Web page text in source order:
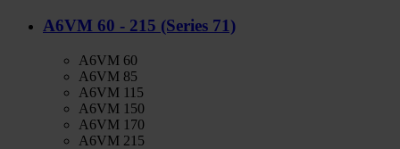
A6VM 60 - 215 (Series 71)
A6VM 60
A6VM 85
A6VM 115
A6VM 150
A6VM 170
A6VM 215